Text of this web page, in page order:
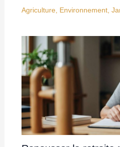
Agriculture, Environnement,